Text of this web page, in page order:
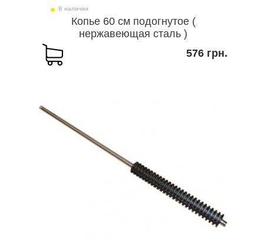
В наличии
Копье 60 см подогнутое (
нержавеющая сталь )
576 грн.